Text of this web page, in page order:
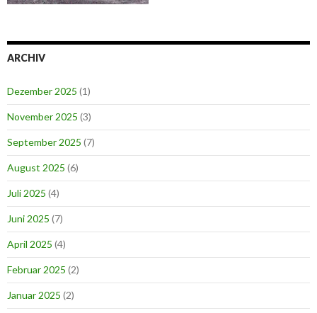
ARCHIV
Dezember 2025 (1)
November 2025 (3)
September 2025 (7)
August 2025 (6)
Juli 2025 (4)
Juni 2025 (7)
April 2025 (4)
Februar 2025 (2)
Januar 2025 (2)